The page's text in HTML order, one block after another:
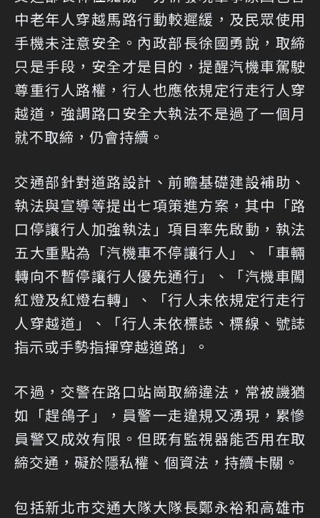
中老年人穿越馬路行動較遲緩，及民眾使用
手機未注意安全。內政部長徐國勇說，取締
只是手段，安全才是目的，提醒汽機車駕駛
尊重行人路權，行人也應依規定行走行人穿
越道，強調路口安全大執法不是過了一個月
就不取締，仍會持續。
交通部針對道路設計、前瞻基礎建設補助、
執法與宣導等提出七項策進方案，其中「路
口停讓行人加強執法」項目率先啟動，執法
五大重點為「汽機車不停讓行人」、「車輛
轉向不暫停讓行人優先通行」、「汽機車闖
紅燈及紅燈右轉」、「行人未依規定行走行
人穿越道」、「行人未依標誌、標線、號誌
指示或手勢指揮穿越道路」。
不過，交警在路口站崗取締違法，常被譏猶
如「趕鴿子」，員警一走違規又湧現，累慘
員警又成效有限。但既有監視器能否用在取
締交通，礙於隱私權、個資法，持續卡關。
包括新北市交通大隊大隊長鄭永裕和高雄市